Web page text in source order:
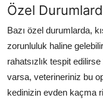
Özel
Bazı özel durumlarda,
zorunluluk haline
rahatsızlık tespit
varsa, veterineriniz bu
kedinizin evden kaçma